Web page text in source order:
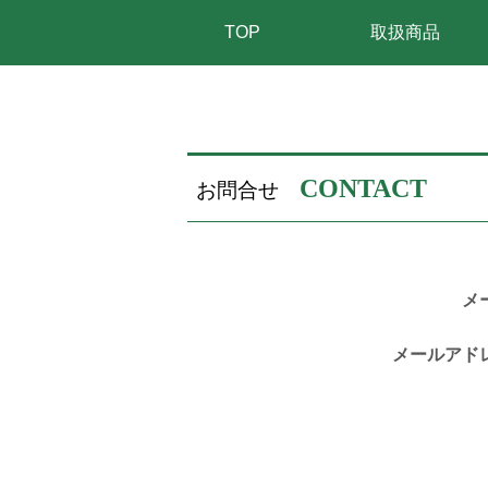
TOP 取扱商品
お問合せ CONTACT
メ
メールアド